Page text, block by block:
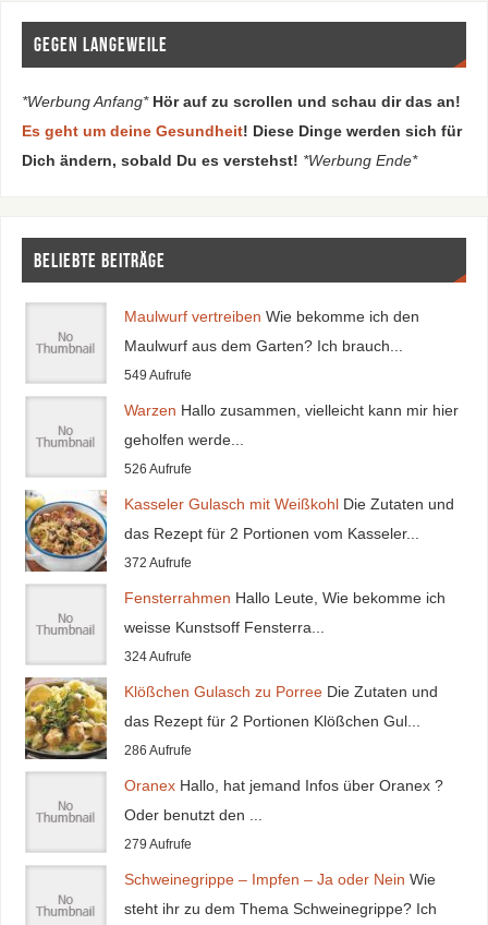
Gegen Langeweile
*Werbung Anfang* Hör auf zu scrollen und schau dir das an!
Es geht um deine Gesundheit! Diese Dinge werden sich für
Dich ändern, sobald Du es verstehst! *Werbung Ende*
Beliebte Beiträge
Maulwurf vertreiben Wie bekomme ich den
Maulwurf aus dem Garten? Ich brauch...
549 Aufrufe
Warzen Hallo zusammen, vielleicht kann mir hier
geholfen werde...
526 Aufrufe
Kasseler Gulasch mit Weißkohl Die Zutaten und
das Rezept für 2 Portionen vom Kasseler...
372 Aufrufe
Fensterrahmen Hallo Leute, Wie bekomme ich
weisse Kunstsoff Fensterra...
324 Aufrufe
Klößchen Gulasch zu Porree Die Zutaten und
das Rezept für 2 Portionen Klößchen Gul...
286 Aufrufe
Oranex Hallo, hat jemand Infos über Oranex ?
Oder benutzt den ...
279 Aufrufe
Schweinegrippe – Impfen – Ja oder Nein Wie
steht ihr zu dem Thema Schweinegrippe? Ich